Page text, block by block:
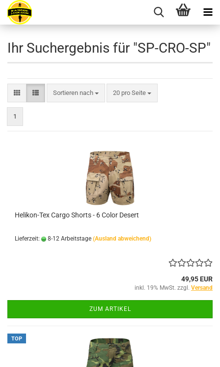
Ihr Suchergebnis für "SP-CRO-SP"
Sortieren nach
Sortieren nach 20 pro Seite
pro Seite
1
Helikon-Tex Cargo Shorts - 6 Color Desert
Lieferzeit: 8-12 Arbeitstage (Ausland abweichend)
49,95 EUR
inkl. 19% MwSt. zzgl. Versand
ZUM ARTIKEL
TOP